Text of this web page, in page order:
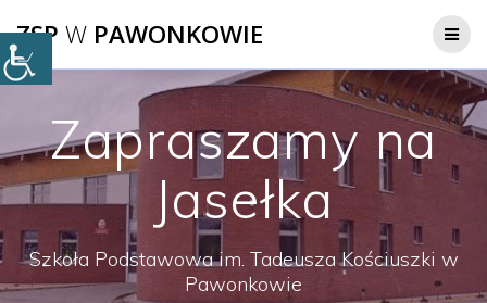
do
ZSP W PAWONKOWIE
Zapraszamy na
Jasełka
Szkoła Podstawowa im. Tadeusza Kościuszki w
Pawonkowie